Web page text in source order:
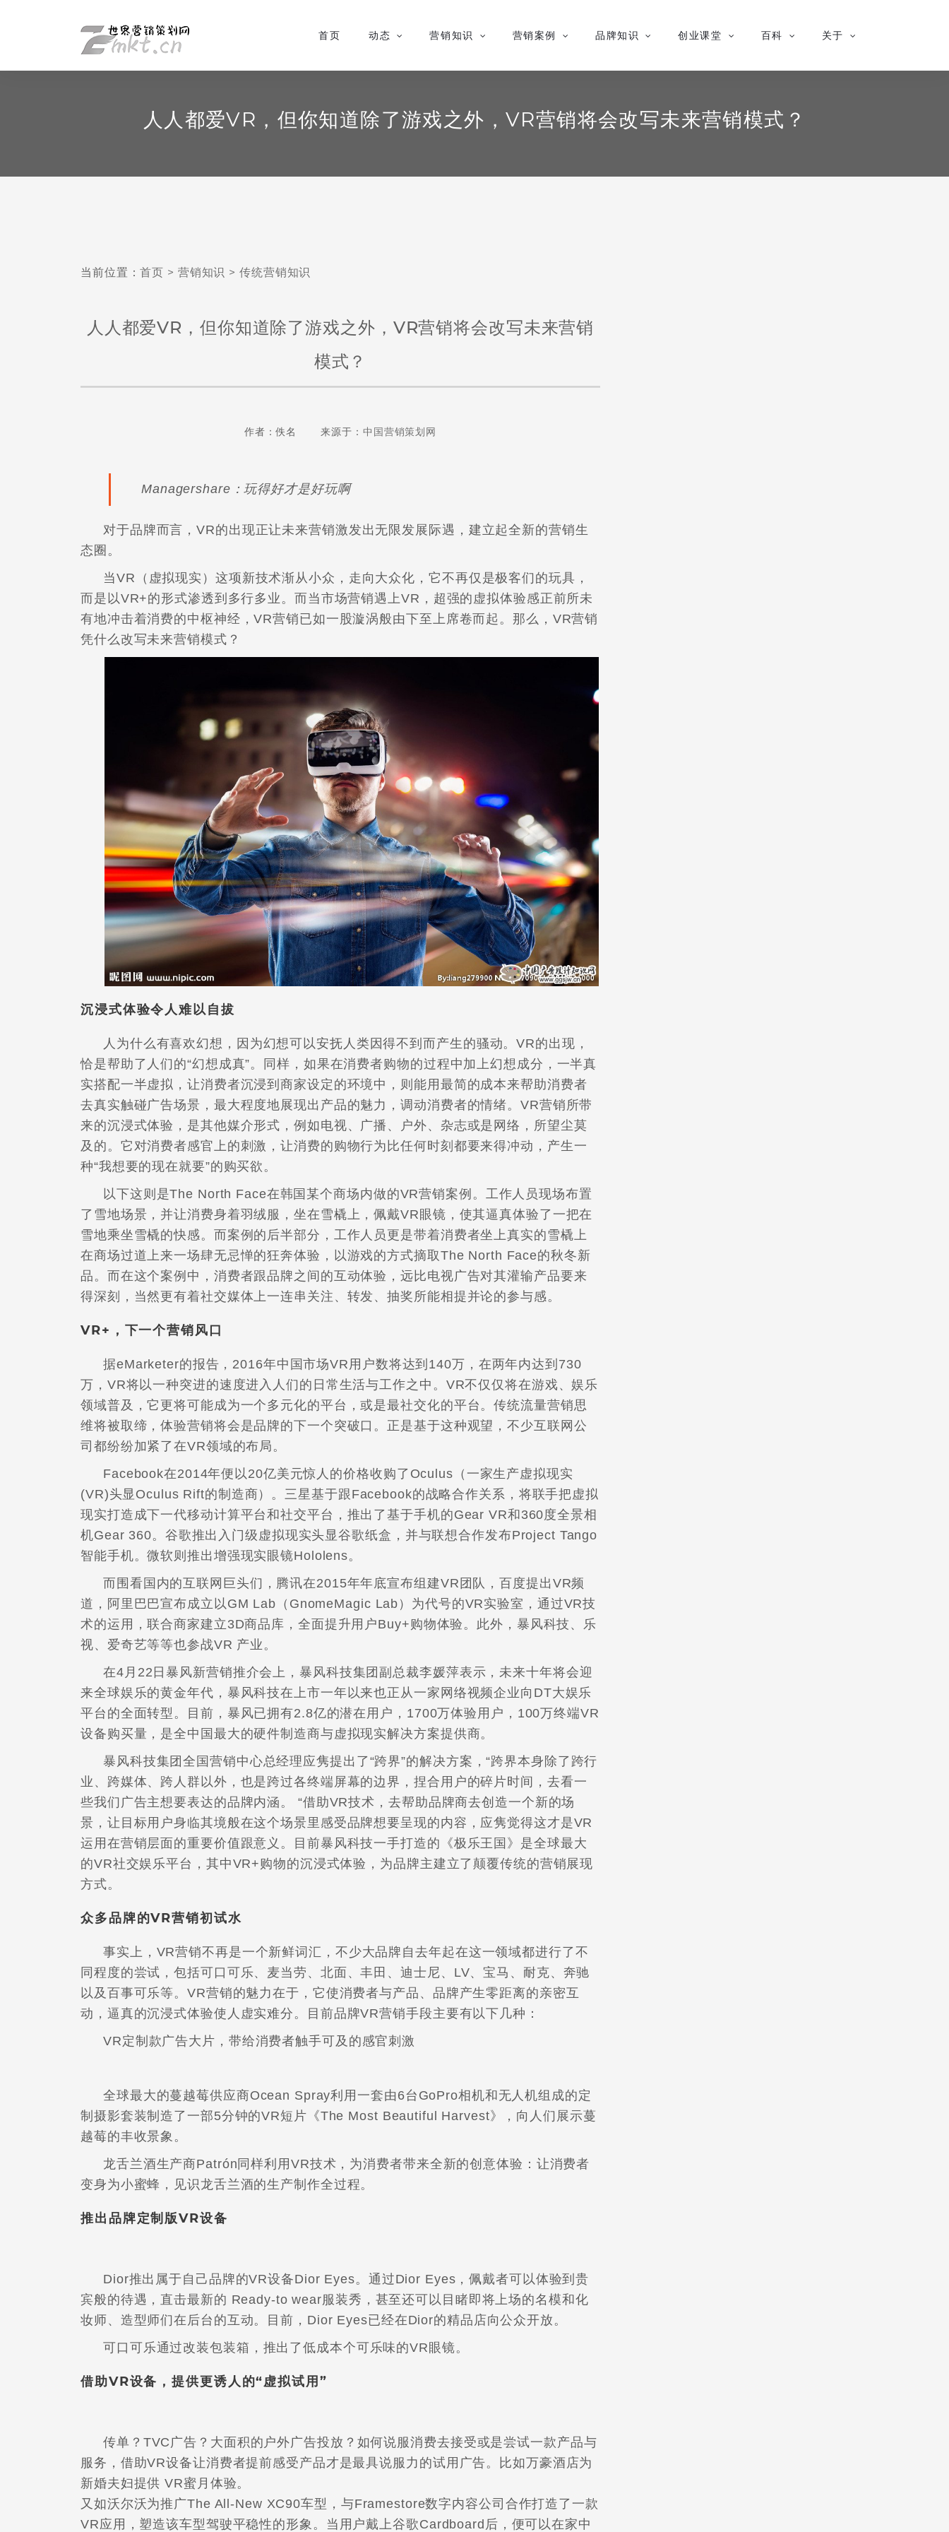
首页 动态 营销知识 营销案例 品牌知识 创业课堂 百科 关于
人人都爱VR，但你知道除了游戏之外，VR营销将会改写未来营销模式？
当前位置：首页 > 营销知识 > 传统营销知识
人人都爱VR，但你知道除了游戏之外，VR营销将会改写未来营销
模式？
作者：佚名 来源于： 中国营销策划网
Managershare：玩得好才是好玩啊
对于品牌而言，VR的出现正让未来营销激发出无限发展际遇，建立起全新的营销生
态圈。
当VR（虚拟现实）这项新技术渐从小众，走向大众化，它不再仅是极客们的玩具，
而是以VR+的形式渗透到多行多业。而当市场营销遇上VR，超强的虚拟体验感正前所未
有地冲击着消费的中枢神经，VR营销已如一股漩涡般由下至上席卷而起。那么，VR营销
凭什么改写未来营销模式？
沉浸式体验令人难以自拔
人为什么有喜欢幻想，因为幻想可以安抚人类因得不到而产生的骚动。VR的出现，
恰是帮助了人们的“幻想成真”。同样，如果在消费者购物的过程中加上幻想成分，一半真
实搭配一半虚拟，让消费者沉浸到商家设定的环境中，则能用最简的成本来帮助消费者
去真实触碰广告场景，最大程度地展现出产品的魅力，调动消费者的情绪。VR营销所带
来的沉浸式体验，是其他媒介形式，例如电视、广播、户外、杂志或是网络，所望尘莫
及的。它对消费者感官上的刺激，让消费的购物行为比任何时刻都要来得冲动，产生一
种“我想要的现在就要”的购买欲。
以下这则是The North Face在韩国某个商场内做的VR营销案例。工作人员现场布置
了雪地场景，并让消费身着羽绒服，坐在雪橇上，佩戴VR眼镜，使其逼真体验了一把在
雪地乘坐雪橇的快感。而案例的后半部分，工作人员更是带着消费者坐上真实的雪橇上
在商场过道上来一场肆无忌惮的狂奔体验，以游戏的方式摘取The North Face的秋冬新
品。而在这个案例中，消费者跟品牌之间的互动体验，远比电视广告对其灌输产品要来
得深刻，当然更有着社交媒体上一连串关注、转发、抽奖所能相提并论的参与感。
VR+，下一个营销风口
据eMarketer的报告，2016年中国市场VR用户数将达到140万，在两年内达到730
万，VR将以一种突进的速度进入人们的日常生活与工作之中。VR不仅仅将在游戏、娱乐
领域普及，它更将可能成为一个多元化的平台，或是最社交化的平台。传统流量营销思
维将被取缔，体验营销将会是品牌的下一个突破口。正是基于这种观望，不少互联网公
司都纷纷加紧了在VR领域的布局。
Facebook在2014年便以20亿美元惊人的价格收购了Oculus（一家生产虚拟现实
(VR)头显Oculus Rift的制造商）。三星基于跟Facebook的战略合作关系，将联手把虚拟
现实打造成下一代移动计算平台和社交平台，推出了基于手机的Gear VR和360度全景相
机Gear 360。谷歌推出入门级虚拟现实头显谷歌纸盒，并与联想合作发布Project Tango
智能手机。微软则推出增强现实眼镜Hololens。
而围看国内的互联网巨头们，腾讯在2015年年底宣布组建VR团队，百度提出VR频
道，阿里巴巴宣布成立以GM Lab（GnomeMagic Lab）为代号的VR实验室，通过VR技
术的运用，联合商家建立3D商品库，全面提升用户Buy+购物体验。此外，暴风科技、乐
视、爱奇艺等等也参战VR 产业。
在4月22日暴风新营销推介会上，暴风科技集团副总裁李媛萍表示，未来十年将会迎
来全球娱乐的黄金年代，暴风科技在上市一年以来也正从一家网络视频企业向DT大娱乐
平台的全面转型。目前，暴风已拥有2.8亿的潜在用户，1700万体验用户，100万终端VR
设备购买量，是全中国最大的硬件制造商与虚拟现实解决方案提供商。
暴风科技集团全国营销中心总经理应隽提出了“跨界”的解决方案，“跨界本身除了跨行
业、跨媒体、跨人群以外，也是跨过各终端屏幕的边界，捏合用户的碎片时间，去看一
些我们广告主想要表达的品牌内涵。 “借助VR技术，去帮助品牌商去创造一个新的场
景，让目标用户身临其境般在这个场景里感受品牌想要呈现的内容，应隽觉得这才是VR
运用在营销层面的重要价值跟意义。目前暴风科技一手打造的《极乐王国》是全球最大
的VR社交娱乐平台，其中VR+购物的沉浸式体验，为品牌主建立了颠覆传统的营销展现
方式。
众多品牌的VR营销初试水
事实上，VR营销不再是一个新鲜词汇，不少大品牌自去年起在这一领域都进行了不
同程度的尝试，包括可口可乐、麦当劳、北面、丰田、迪士尼、LV、宝马、耐克、奔驰
以及百事可乐等。VR营销的魅力在于，它使消费者与产品、品牌产生零距离的亲密互
动，逼真的沉浸式体验使人虚实难分。目前品牌VR营销手段主要有以下几种：
VR定制款广告大片，带给消费者触手可及的感官刺激
全球最大的蔓越莓供应商Ocean Spray利用一套由6台GoPro相机和无人机组成的定
制摄影套装制造了一部5分钟的VR短片《The Most Beautiful Harvest》，向人们展示蔓
越莓的丰收景象。
龙舌兰酒生产商Patrón同样利用VR技术，为消费者带来全新的创意体验：让消费者
变身为小蜜蜂，见识龙舌兰酒的生产制作全过程。
推出品牌定制版VR设备
Dior推出属于自己品牌的VR设备Dior Eyes。通过Dior Eyes，佩戴者可以体验到贵
宾般的待遇，直击最新的 Ready-to wear服装秀，甚至还可以目睹即将上场的名模和化
妆师、造型师们在后台的互动。目前，Dior Eyes已经在Dior的精品店向公众开放。
可口可乐通过改装包装箱，推出了低成本个可乐味的VR眼镜。
借助VR设备，提供更诱人的“虚拟试用”
传单？TVC广告？大面积的户外广告投放？如何说服消费去接受或是尝试一款产品与
服务，借助VR设备让消费者提前感受产品才是最具说服力的试用广告。比如万豪酒店为
新婚夫妇提供 VR蜜月体验。
又如沃尔沃为推广The All-New XC90车型，与Framestore数字内容公司合作打造了一款
VR应用，塑造该车型驾驶平稳性的形象。当用户戴上谷歌Cardboard后，便可以在家中